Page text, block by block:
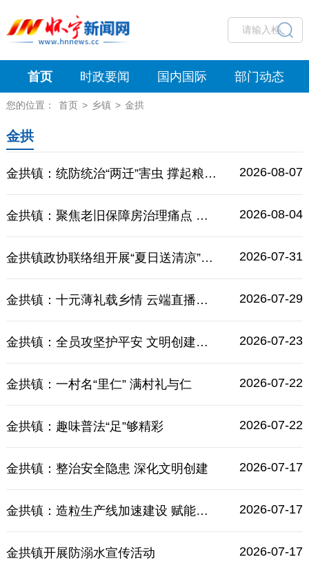
首页 时政要闻 国内国际 部门动态
您的位置： 首页 > 乡镇 > 金拱
金拱
金拱镇：统防统治“两迁”害虫 撑起粮食安全“保护伞” 2026-08-07
金拱镇：聚焦老旧保障房治理痛点 聚力民生安居提档升级 2026-08-04
金拱镇政协联络组开展“夏日送清凉”慰问活动 2026-07-31
金拱镇：十元薄礼载乡情 云端直播传新风 2026-07-29
金拱镇：全员攻坚护平安 文明创建暖民心 2026-07-23
金拱镇：一村名“里仁” 满村礼与仁 2026-07-22
金拱镇：趣味普法“足”够精彩 2026-07-22
金拱镇：整治安全隐患 深化文明创建 2026-07-17
金拱镇：造粒生产线加速建设 赋能塑编产业绿色转型 2026-07-17
金拱镇开展防溺水宣传活动 2026-07-17